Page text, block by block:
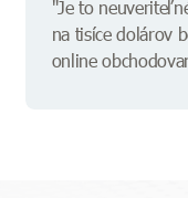
"Je to
na tisíce dolárov
online